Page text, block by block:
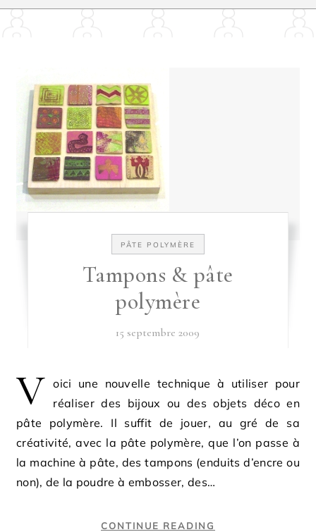
PÂTE POLYMÈRE
Tampons & pâte
polymère
15 septembre 2009
V oici une nouvelle technique à utiliser pour
réaliser des bijoux ou des objets déco en
pâte polymère. Il suffit de jouer, au gré de sa
créativité, avec la pâte polymère, que l’on passe à
la machine à pâte, des tampons (enduits d’encre ou
non), de la poudre à embosser, des…
CONTINUE READING